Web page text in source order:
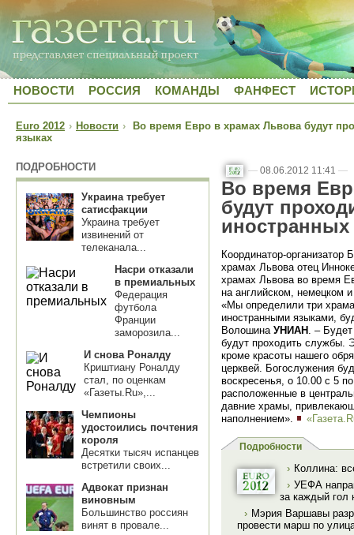
НОВОСТИ РОССИЯ КОМАНДЫ ФАНФЕСТ
Euro 2012 › Новости › Во время Евро в храмах Львова будут
языках
ПОДРОБНОСТИ
Украина требует
сатисфакции
Украина требует
извинений от
телеканала...
Насри отказали
в премиальных
Федерация
футбола
Франции
заморозила...
И снова Роналду
Криштиану Роналду
стал, по оценкам
«Газеты.Ru»,...
Чемпионы
удостоились почтения
короля
Десятки тысяч испанцев
встретили своих...
Адвокат признан
виновным
Большинство россиян
винят в провале...
— 08.06.2012 11:41 —
Во время
будут
иностранных
Координатор-организатор
храмах Львова отец
храмах Львова во время
на английском, немецком
«Мы определили три
иностранными языками,
Волошина УНИАН . –
будут проходить службы.
кроме красоты нашего
церквей. Богослужения
воскресенья, о 10.00 с 5
расположенные в
давние храмы,
наполнением».
Подробности
› Коллина:
› УЕФА
за каждый гол
› Мэрия Варшавы
провести марш по